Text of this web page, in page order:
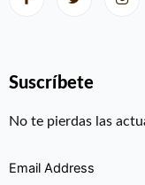
Suscríbete
No te pierdas las
Email Address